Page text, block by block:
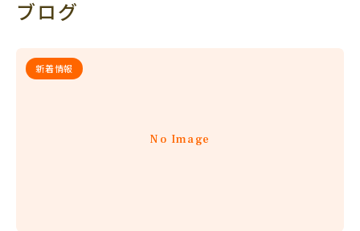
ブログ
No Image
新着情報